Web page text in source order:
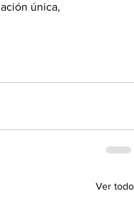
única,
Ver todo